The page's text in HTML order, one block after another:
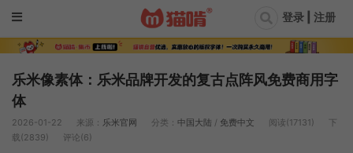
登录 | 注册
乐米像素体：乐米品牌开发的复古点阵风免费商用字
体
2026-01-22 来源： 乐米官网 分类： 中国大陆 / 免费中文 阅读(17131)
下
载(2839)
评论(6)